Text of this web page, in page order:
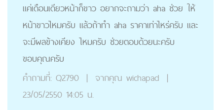
แค่เดือนเดียวหน้าก็ขาว อยากจะถามว่า aha ช่วย ให้
หน้าขาวไหมครับ แล้วถ้าทำ aha ราคาเท่าไหร่ครับ เเละ
จะมีผลข้างเคียง ไหมครับ ช่วยตอบด้วยนะครับ
ขอบคุณครับ
คำถามที่: Q2790 | จากคุณ wichapad |
23/05/2550 14:05 น.